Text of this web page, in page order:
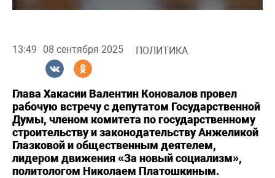
13:49 08 сентября 2025 ПОЛИТИКА
Глава Хакасии Валентин Коновалов провел
рабочую встречу с депутатом Государственной
Думы, членом комитета по государственному
строительству и законодательству Анжеликой
Глазковой и общественным деятелем,
лидером движения «За новый социализм»,
политологом Николаем Платошкиным.